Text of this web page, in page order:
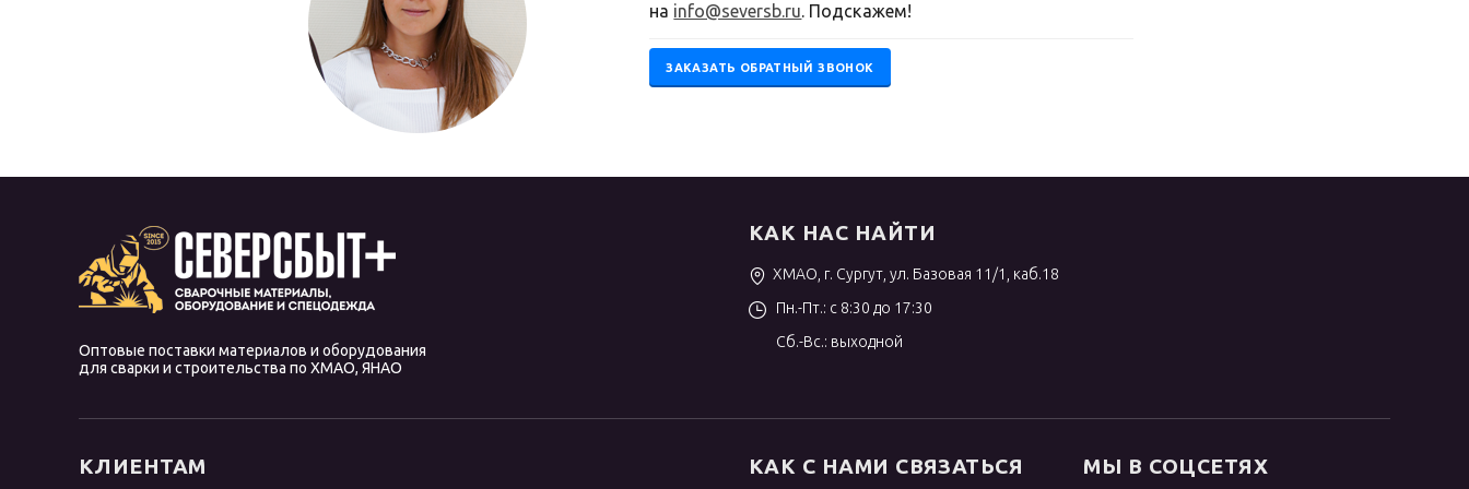
на info@seversb.ru. Подскажем!
ЗАКАЗАТЬ ОБРАТНЫЙ ЗВОНОК
Оптовые поставки материалов и оборудования
для сварки и строительства по ХМАО, ЯНАО
КАК НАС НАЙТИ
ХМАО, г. Сургут, ул. Базовая 11/1, каб.18
Пн.-Пт.: с 8:30 до 17:30
Сб.-Вс.: выходной
КЛИЕНТАМ КАК С НАМИ СВЯЗАТЬСЯ МЫ В СОЦСЕТЯХ